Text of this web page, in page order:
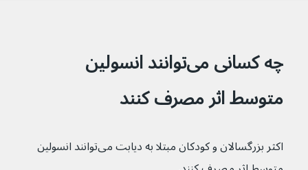
چه کسانی می‌توانند انسولین
متوسط اثر مصرف کنند
اکثر بزرگسالان و کودکان مبتلا به دیابت می‌توانند انسولین